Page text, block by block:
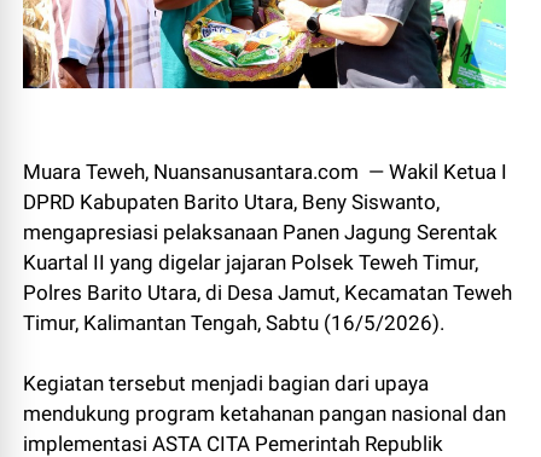
Muara Teweh, Nuansanusantara.com — Wakil Ketua I
DPRD Kabupaten Barito Utara, Beny Siswanto,
mengapresiasi pelaksanaan Panen Jagung Serentak
Kuartal II yang digelar jajaran Polsek Teweh Timur,
Polres Barito Utara, di Desa Jamut, Kecamatan Teweh
Timur, Kalimantan Tengah, Sabtu (16/5/2026).
Kegiatan tersebut menjadi bagian dari upaya
mendukung program ketahanan pangan nasional dan
implementasi ASTA CITA Pemerintah Republik